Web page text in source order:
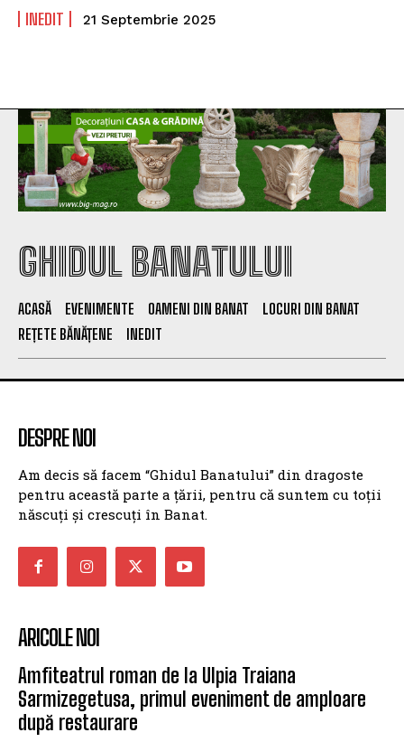
INEDIT 21 Septembrie 2025
GHIDUL BANATULUI
ACASĂ EVENIMENTE OAMENI DIN BANAT
LOCURI DIN BANAT
REȚETE BĂNĂȚENE
INEDIT
DESPRE NOI
Am decis să facem “Ghidul Banatului” din dragoste
pentru această parte a țării, pentru că suntem cu toții
născuți și crescuți în Banat.
ARICOLE NOI
Amfiteatrul roman de la Ulpia Traiana
Sarmizegetusa, primul eveniment de amploare
după restaurare